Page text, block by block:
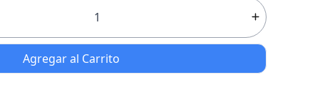
Agregar al Carrito